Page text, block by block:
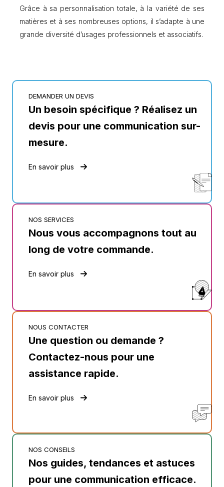
Grâce à sa personnalisation totale, à la variété de ses
matières et à ses nombreuses options, il s’adapte à une
grande diversité d’usages professionnels et associatifs.
DEMANDER UN DEVIS
Un besoin spécifique ? Réalisez un
devis pour une communication sur-
mesure.
En savoir plus
NOS SERVICES
Nous vous accompagnons tout au
long de votre commande.
En savoir plus
NOUS CONTACTER
Une question ou demande ?
Contactez-nous pour une
assistance rapide.
En savoir plus
NOS CONSEILS
Nos guides, tendances et astuces
pour une communication efficace.